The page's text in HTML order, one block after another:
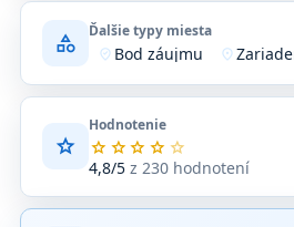
category Ďalšie typy miesta
where_to_vote Bod záujmu location_on
star
Hodnotenie
star star star star star
4,8/5z 230 hodnotení
Priemerné
hodnotenie
z